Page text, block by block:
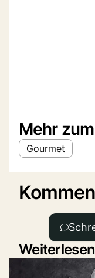
Mehr
Gourmet
Weiterlesen